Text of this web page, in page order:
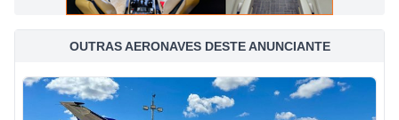
OUTRAS AERONAVES DESTE ANUNCIANTE